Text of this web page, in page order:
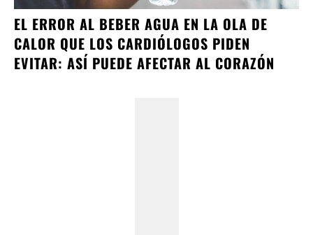
EL ERROR AL BEBER AGUA EN LA OLA DE
CALOR QUE LOS CARDIÓLOGOS PIDEN
EVITAR: ASÍ PUEDE AFECTAR AL CORAZÓN